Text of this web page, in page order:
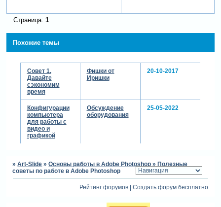
2:07:51 4 класса
фильтрам
Зарегистрируйтесь,
ссылки
с мелкой грязью
2:34:58
быстрая чистка
фона
быстрая чистка
Страница: 1
Похожие темы
Совет 1.
Давайте
сэкономим
время
Фишки от
Иришки
20-10-2017
Конфигурации
компьютера
для работы с
видео и
графикой
Обсуждение
оборудования
25-05-2022
»Art-Slide »Основы работы в Adobe Photoshop » Полезные
советы по работе в Adobe Photoshop
Рейтинг форумов |Создать форум бесплатно